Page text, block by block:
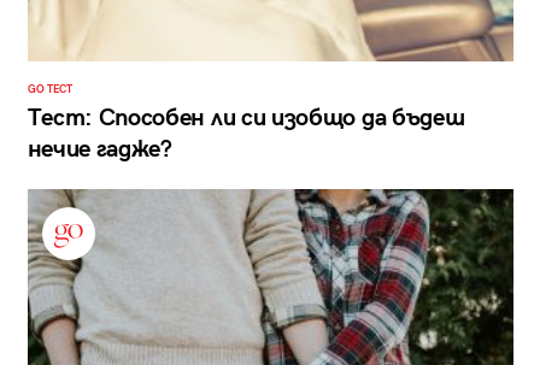
GO ТЕСТ
Тест: Способен ли си изобщо да бъдеш
нечие гадже?